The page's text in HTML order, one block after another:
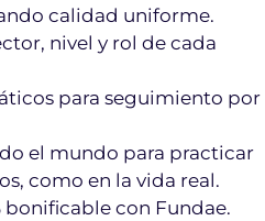
calidad uniforme.
nivel y rol de cada
para seguimiento por
el mundo para practicar
como en la vida real.
bonificable con Fundae.